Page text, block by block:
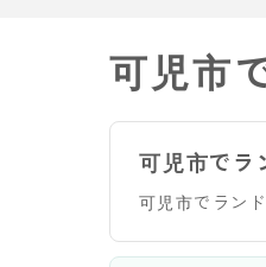
可児市
可児市でラ
可児市でラン